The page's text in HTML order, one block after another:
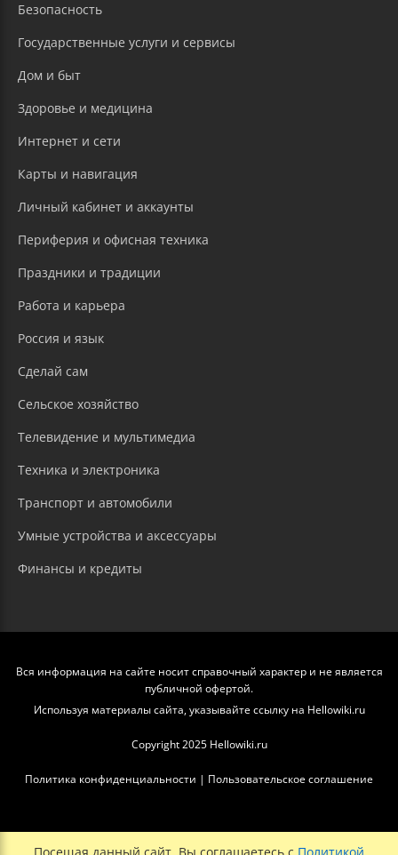
Безопасность
Государственные услуги и сервисы
Дом и быт
Здоровье и медицина
Интернет и сети
Карты и навигация
Личный кабинет и аккаунты
Периферия и офисная техника
Праздники и традиции
Работа и карьера
Россия и язык
Сделай сам
Сельское хозяйство
Телевидение и мультимедиа
Техника и электроника
Транспорт и автомобили
Умные устройства и аксессуары
Финансы и кредиты
Вся информация на сайте носит справочный характер и не является
публичной офертой.
Используя материалы сайта, указывайте ссылку на Hellowiki.ru
Copyright 2025 Hellowiki.ru
Политика конфиденциальности | Пользовательское соглашение